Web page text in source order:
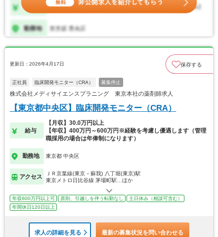
更新日：2026年4月17日 保存する
正社員 臨床開発モニター（CRA） 募集停止
株式会社メディサイエンスプラニング 東京本社の薬剤師求人
【東京都中央区】臨床開発モニター（CRA）
給与
【月収】30.0万円以上
【年収】400万円～600万円※経験を考慮し優遇します（管理
職採用の場合は年俸制になります）
勤務地 東京都 中央区
アクセス
ＪＲ京葉線(東京－蘇我) 八丁堀(東京)駅
東京メトロ日比谷線 茅場町駅…ほか
年収600万円以上可 原則、引越しを伴う転勤なし
土日休み（相談可含む）
年間休日120日以上
求人の詳細を見る 最新の募集状況を問い合わせる